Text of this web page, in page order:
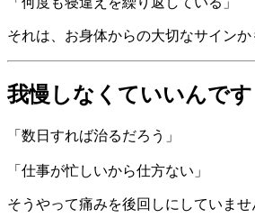
それは、お身体からの大切なサインか
我慢しなくていいんです
「数日すれば治るだろう」
「仕事が忙しいから仕方ない」
そうやって痛みを後回しにしていませ